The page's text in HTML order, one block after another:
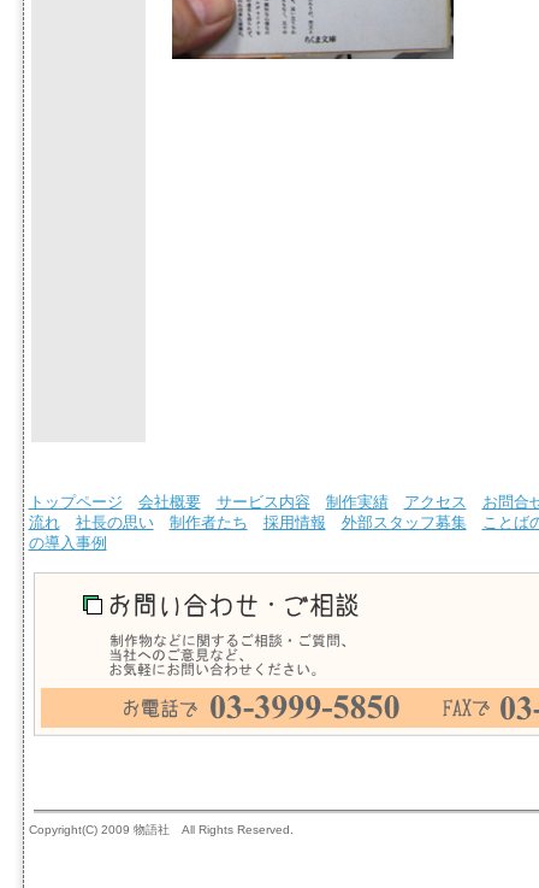
トップページ 会社概要 サービス内容 制作実績 アクセス
お問合
流れ
社長の思い 制作者たち 採用情報 外部スタッフ募集
ことば
の導入事例
Copyright(C) 2009 物語社 All Rights Reserved.